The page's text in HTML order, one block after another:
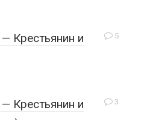
5
Крестьянин и
3
Крестьянин и